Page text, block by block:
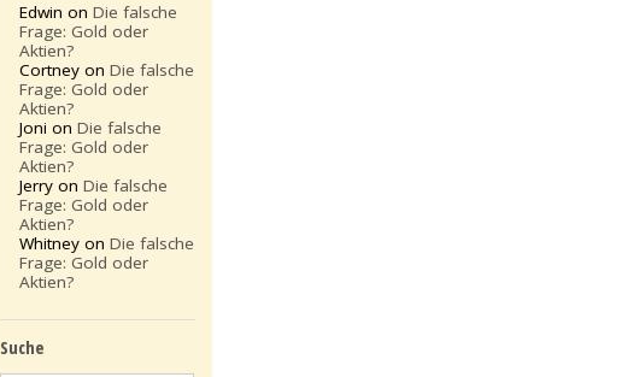
Edwin onDie falsche
Frage: Gold oder
Aktien?
Cortney onDie falsche
Frage: Gold oder
Aktien?
Joni onDie falsche
Frage: Gold oder
Aktien?
Jerry onDie falsche
Frage: Gold oder
Aktien?
Whitney onDie falsche
Frage: Gold oder
Aktien?
Suche